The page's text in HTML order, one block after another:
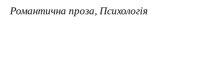
Романтична проза, Психологія